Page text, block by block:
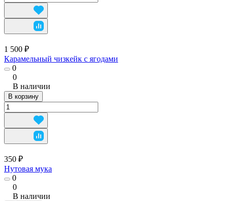
1 500 ₽
Карамельный чизкейк с ягодами
0
0
В наличии
В корзину
350 ₽
Нутовая мука
0
0
В наличии